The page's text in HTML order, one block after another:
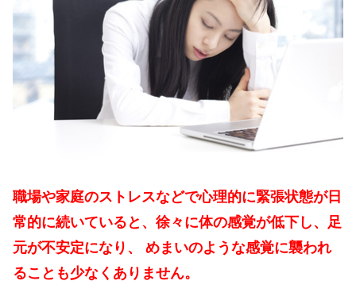
職場や家庭のストレスなどで心理的に緊張状態が日
常的に続いていると、徐々に体の感覚が低下し、足
元が不安定になり、 めまいのような感覚に襲われ
ることも少なくありません。